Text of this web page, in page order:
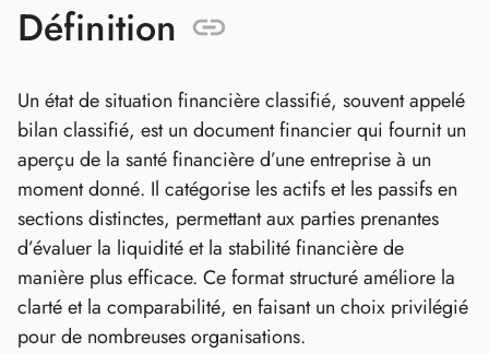
Définition
Un état de situation financière classifié, souvent appelé
bilan classifié, est un document financier qui fournit un
aperçu de la santé financière d’une entreprise à un
moment donné. Il catégorise les actifs et les passifs en
sections distinctes, permettant aux parties prenantes
d’évaluer la liquidité et la stabilité financière de
manière plus efficace. Ce format structuré améliore la
clarté et la comparabilité, en faisant un choix privilégié
pour de nombreuses organisations.